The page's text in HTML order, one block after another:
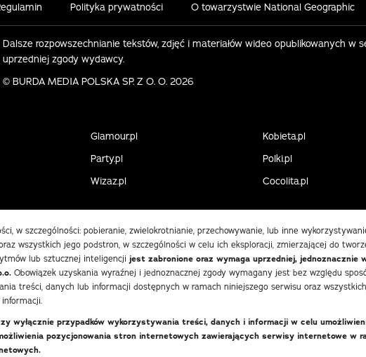
Polityka prywatności O towarzystwie National Geographic
Dalsze rozpowszechnianie tekstów, zdjęć i materiałów wideo opublikowanych w
uprzedniej zgody wydawcy.
© BURDA MEDIA POLSKA SP. Z O. O. 2026
Glamour.pl Kobieta.pl
Party.pl Polki.pl
Wizaz.pl Cocolita.pl
w szczególności: pobieranie, zwielokrotnianie, przechowywanie, lub inne
wszystkich jego podstron, w szczególności w celu ich eksploracji, zmierzającej do
lub sztucznej inteligencji jest zabronione oraz wymaga uprzedniej, jednoznacznie
Obowiązek uzyskania wyraźnej i jednoznacznej zgody wymagany jest bez względu
treści, danych lub informacji dostępnych w ramach niniejszego serwisu oraz
wyłącznie przypadków wykorzystywania treści, danych i informacji w celu
pozycjonowania stron internetowych zawierających serwisy internetowe w